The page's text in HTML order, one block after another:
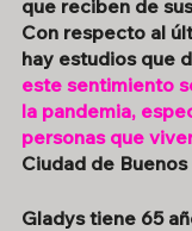
que reciben de
Con respecto al
hay estudios que
este sentimiento
la pandemia,
personas que
Ciudad de
Gladys tiene 65